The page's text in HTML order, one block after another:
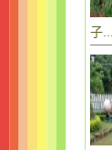
子...